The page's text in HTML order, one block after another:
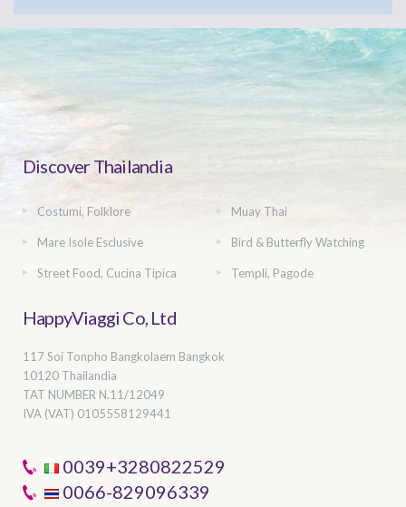
Discover Thailandia
Costumi, Folklore Muay Thai
Mare Isole Esclusive Bird & Butterfly Watching
Street Food, Cucina Tipica Templi, Pagode
HappyViaggi Co, Ltd
117 Soi Tonpho Bangkolaem Bangkok
10120 Thailandia
TAT NUMBER N.11/12049
IVA (VAT) 0105558129441
0039+3280822529
0066-829096339